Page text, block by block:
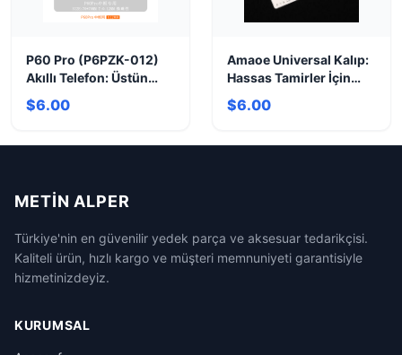
P60 Pro (P6PZK-012)
Akıllı Telefon: Üstün
Kamera ve Hız
$6.00
Amaoe Universal Kalıp:
Hassas Tamirler İçin
Yeni Nesil Çözüm
$6.00
METIN ALPER
Türkiye'nin en güvenilir yedek parça ve aksesuar tedarikçisi.
Kaliteli ürün, hızlı kargo ve müşteri memnuniyeti garantisiyle
hizmetinizdeyiz.
KURUMSAL